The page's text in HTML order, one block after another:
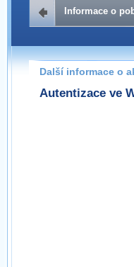
Pokud máte
prosím
Informace o
Další informace o
Autentizace ve